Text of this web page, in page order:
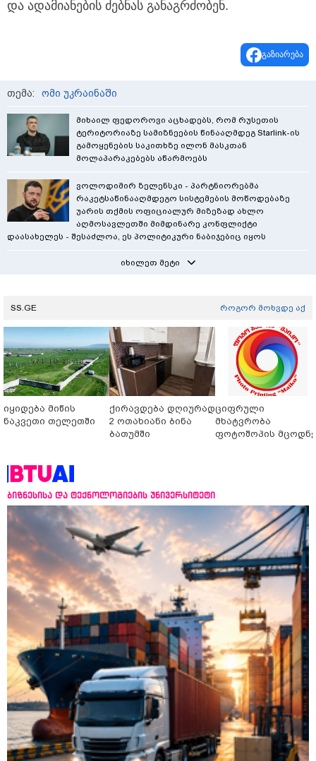
და ადამიანების ძებნას განაგრძობენ.
გაზიარება
თემა: ომი უკრაინაში
მიხაილ ფედოროვი აცხადებს, რომ რუსეთის
ტერიტორიაზე სამიზნეების წინააღმდეგ Starlink-ის
გამოყენების საკითხზე ილონ მასკთან
მოლაპარაკებებს აწარმოებს
ვოლოდიმირ ზელენსკი - პარტნიორებმა
რაკეტსაწინააღმდეგო სისტემების მოწოდებაზე
უარის თქმის ოფიციალურ მიზეზად ახლო
აღმოსავლეთში მიმდინარე კონფლიქტი
დაასახელეს - შესაძლოა, ეს პოლიტიკური ნაბიჯებიც იყოს
იხილეთ მეტი
SS.GE როგორ მოხვდე აქ
იყიდება მიწის
ნაკვეთი თელეთში
ქირავდება დღიურად
2 ოთახიანი ბინა
ბათუმში
ციფრული
მხატვრობა
ფოტოშოპის მცოდნე
ბიზნესისა და ტექნოლოგიების უნივერსიტეტი